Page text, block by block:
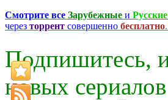
Смотрите все Зарубежные и Русские
через торрент совершенно бесплатно.
Подпишитесь,
новых